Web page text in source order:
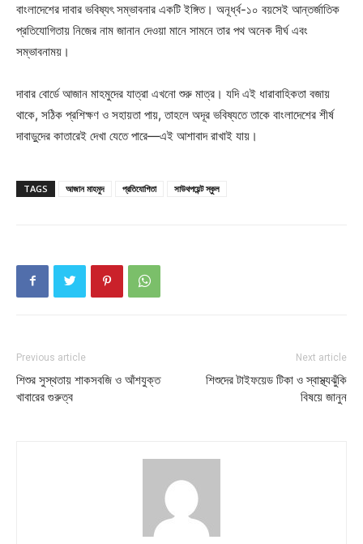
বাংলাদেশের দাবার ভবিষ্যৎ সম্ভাবনার একটি ইঙ্গিত। অনূর্ধ্ব-১০ বয়সেই আন্তর্জাতিক
প্রতিযোগিতায় নিজের নাম জানান দেওয়া মানে সামনে তার পথ অনেক দীর্ঘ এবং
সম্ভাবনাময়।
দাবার বোর্ডে আজান মাহমুদের যাত্রা এখনো শুরু মাত্র। যদি এই ধারাবাহিকতা বজায়
থাকে, সঠিক প্রশিক্ষণ ও সহায়তা পায়, তাহলে অদূর ভবিষ্যতে তাকে বাংলাদেশের শীর্ষ
দাবাড়ুদের কাতারেই দেখা যেতে পারে—এই আশাবাদ রাখাই যায়।
TAGS আজান মাহমুদ প্রতিযোগিতা সাউথপয়েন্ট স্কুল
Previous article
শিশুর সুস্থতায় শাকসবজি ও আঁশযুক্ত
খাবারের গুরুত্ব
Next article
শিশুদের টাইফয়েড টিকা ও স্বাস্থ্যঝুঁকি
বিষয়ে জানুন